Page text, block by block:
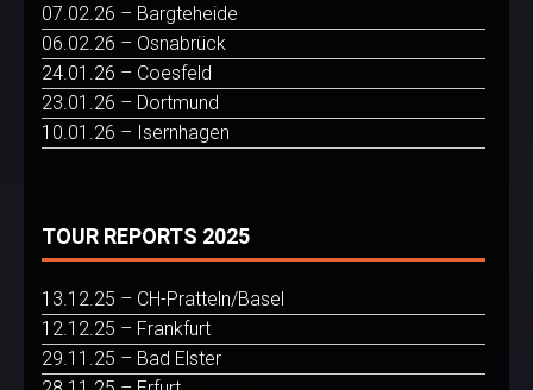
07.02.26 – Bargteheide
06.02.26 – Osnabrück
24.01.26 – Coesfeld
23.01.26 – Dortmund
10.01.26 – Isernhagen
TOUR REPORTS 2025
13.12.25 – CH-Pratteln/Basel
12.12.25 – Frankfurt
29.11.25 – Bad Elster